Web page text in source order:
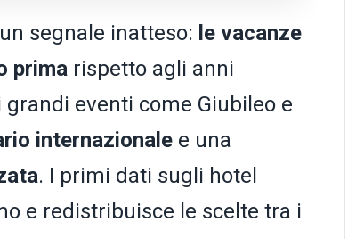
segnale inatteso: le vacanze
prima rispetto agli anni
grandi eventi come Giubileo e
internazionale e una
. I primi dati sugli hotel
e redistribuisce le scelte tra i